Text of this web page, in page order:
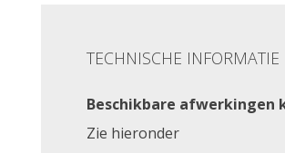
TECHNISCHE INFORMATIE
Beschikbare afwerkingen
Zie hieronder